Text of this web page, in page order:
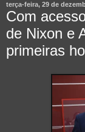
terça-feira, 29 de
Com
de Nixon e
primeiras